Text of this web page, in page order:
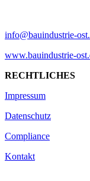
info@bauindustrie-
www.bauindustrie-
RECHTLICHES
Impressum
Datenschutz
Compliance
Kontakt